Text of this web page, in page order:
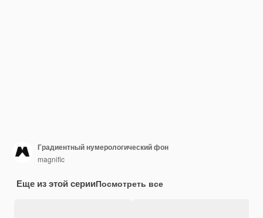
Градиентный нумерологический фон
magnific
Еще из этой серииПосмотреть все